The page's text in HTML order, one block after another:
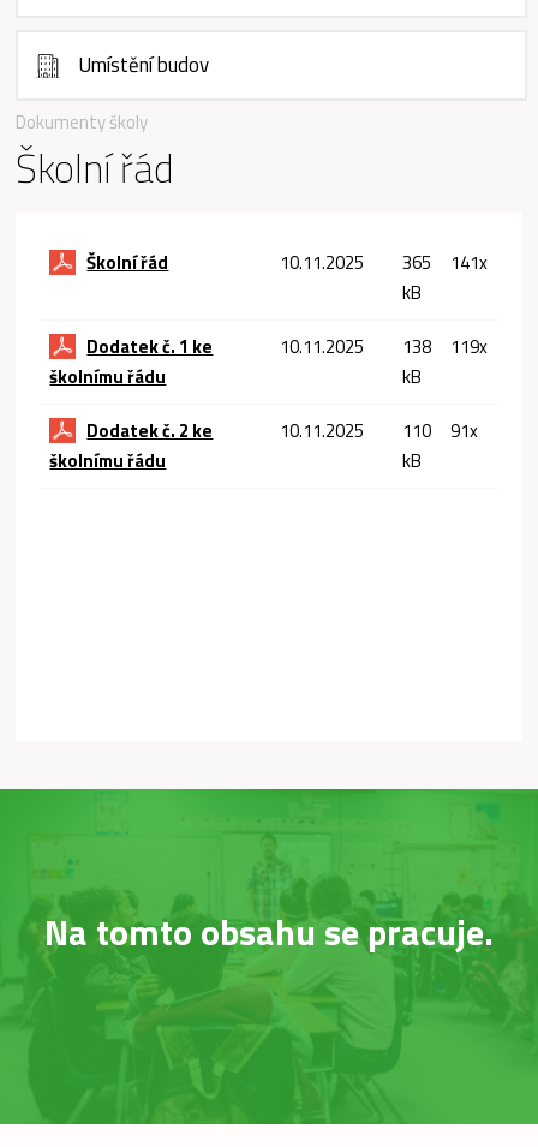
Dokumenty školy
Školní řád
Školní řád 10.11.2025
365
kB
141x
Dodatek č. 1 ke
školnímu řádu
10.11.2025
138
kB
119x
Dodatek č. 2 ke
školnímu řádu
10.11.2025
110
kB
91x
Umístění budov
Na tomto obsahu se pracuje.